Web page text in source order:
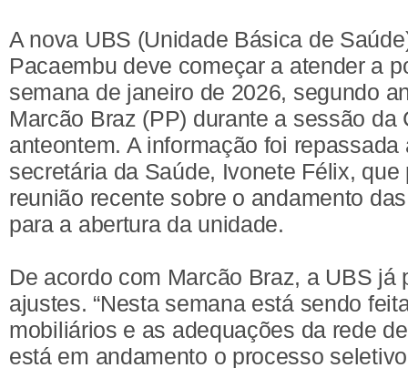
A nova UBS (Unidade Básica de
Pacaembu deve começar a atender a
semana de janeiro de 2026, segundo
Marcão Braz (PP) durante a sessão da
anteontem. A informação foi
secretária da Saúde, Ivonete Félix,
reunião recente sobre o andamento
para a abertura da unidade.
De acordo com Marcão Braz, a UBS já
ajustes. “Nesta semana está sendo
mobiliários e as adequações da rede
está em andamento o processo